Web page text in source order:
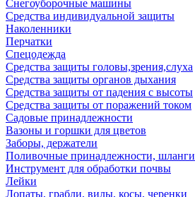
Снегоуборочные машины
Средства индивидуальной защиты
Наколенники
Перчатки
Спецодежда
Средства защиты головы,зрения,слуха
Средства защиты органов дыхания
Средства защиты от падения с высоты
Средства защиты от поражений током
Садовые принадлежности
Вазоны и горшки для цветов
Заборы, держатели
Поливочные принадлежности, шланги
Инструмент для обработки почвы
Лейки
Лопаты, грабли, вилы, косы, черенки